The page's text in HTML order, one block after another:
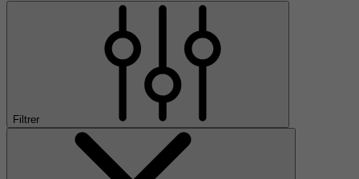
Filtrer